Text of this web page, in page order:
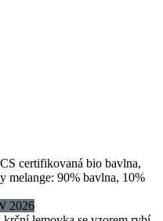
certifikovaná bio bavlna,
melange: 90% bavlna, 10%
2026